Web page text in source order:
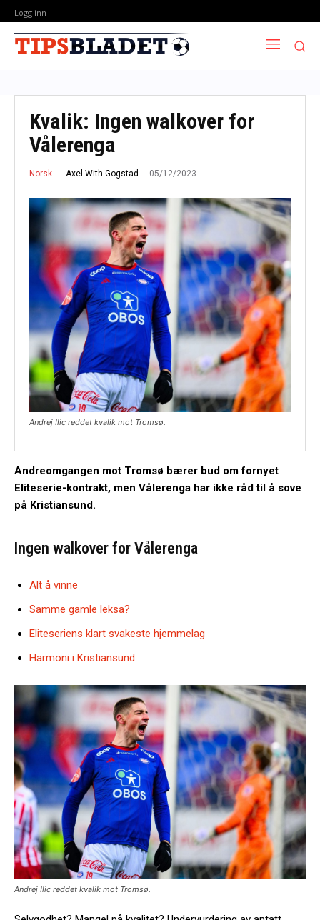
Logg inn
Kvalik: Ingen walkover for
Vålerenga
Norsk Axel With Gogstad 05/12/2023
Andrej Ilic reddet kvalik mot Tromsø.
Andreomgangen mot Tromsø bærer bud om fornyet
Eliteserie-kontrakt, men Vålerenga har ikke råd til å sove
på Kristiansund.
Ingen walkover for Vålerenga
Alt å vinne
Samme gamle leksa?
Eliteseriens klart svakeste hjemmelag
Harmoni i Kristiansund
Andrej Ilic reddet kvalik mot Tromsø.